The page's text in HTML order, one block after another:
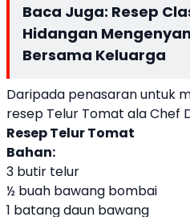
Baca Juga: Resep
Hidangan
Bersama Keluarga
Daripada penasaran untuk
resep Telur Tomat ala Chef
Resep Telur Tomat
Bahan:
3 butir telur
½ buah bawang bombai
1 batang daun bawang